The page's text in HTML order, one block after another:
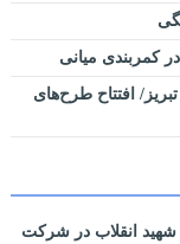
افتتاح طرح‌های
شهید انقلاب در شرکت